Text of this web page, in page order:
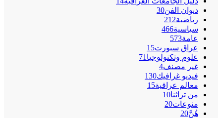
ديوان الفن30
رياضية212
سياسية466
عامة573
عراق سبورت15
علوم وتكنولوجيا 71
غير مصنف4
فيديو غرافيك130
معالم عراقية15
من تراثنا10
منوعات20
هُنَّ20